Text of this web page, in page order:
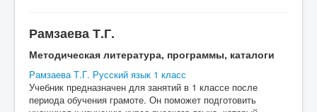
Рамзаева Т.Г.
Методическая литература, программы, каталоги
Рамзаева Т.Г. Русский язык 1 класс
Учебник предназначен для занятий в 1 классе после
периода обучения грамоте. Он поможет подготовить